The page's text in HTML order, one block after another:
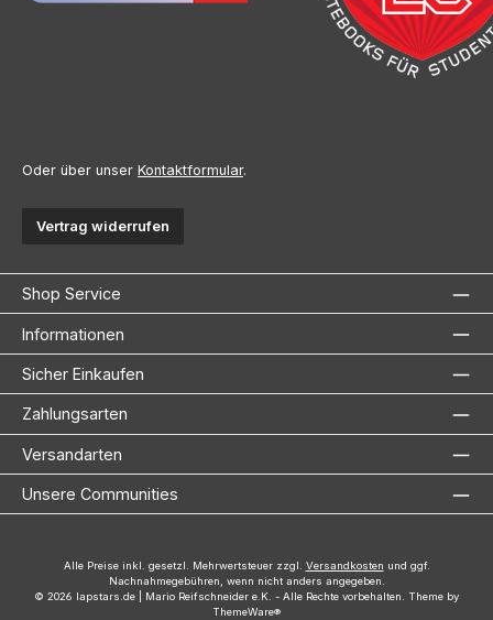
Oder über unser Kontaktformular.
Vertrag widerrufen
Shop Service
Informationen
Sicher Einkaufen
Zahlungsarten
Versandarten
Unsere Communities
Alle Preise inkl. gesetzl. Mehrwertsteuer zzgl. Versandkosten und ggf.
Nachnahmegebühren, wenn nicht anders angegeben.
© 2026 lapstars.de | Mario Reifschneider e.K. - Alle Rechte vorbehalten. Theme by
ThemeWare®